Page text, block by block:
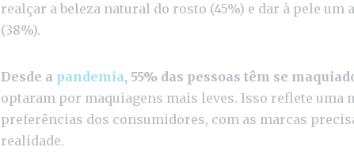
realçar a beleza natural do rosto (45%) e dar à pele um
(38%).
Desde a pandemia, 55% das pessoas têm se
optaram por maquiagens mais leves. Isso reflete uma
preferências dos consumidores, com as marcas
realidade.